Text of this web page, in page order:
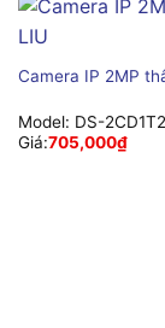
Camera IP 2MP
Model: DS-
Giá:705,000₫